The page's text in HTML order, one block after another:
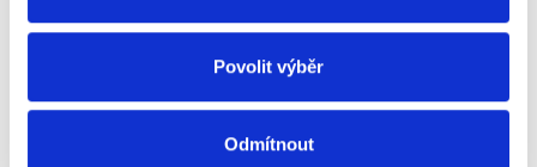
dalšími informacemi, které jste jim poskytli nebo které
získali v důsledku toho, že používáte jejich služby.
Povolit výběr
Odmítnout